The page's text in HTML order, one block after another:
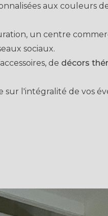
aux couleurs
un centre
sociaux.
de décors
sur l'intégralité de vos